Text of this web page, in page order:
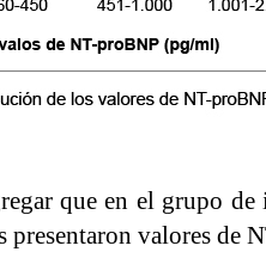
que en el grupo
valores de